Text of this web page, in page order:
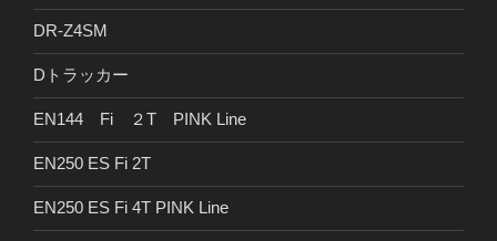
DR-Z4SM
Dトラッカー
EN144 Fi ２T PINK Line
EN250 ES Fi 2T
EN250 ES Fi 4T PINK Line